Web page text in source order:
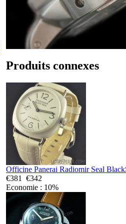
Produits connexes
Officine Panerai Radiomir Seal
€381
€342
Economie : 10%